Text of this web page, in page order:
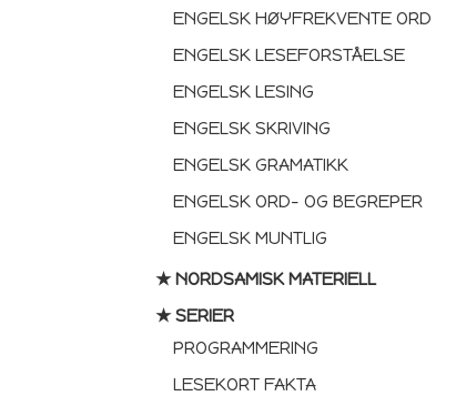
ENGELSK HØYFREKVENTE ORD
ENGELSK LESEFORSTÅELSE
ENGELSK LESING
ENGELSK SKRIVING
ENGELSK GRAMATIKK
ENGELSK ORD- OG BEGREPER
ENGELSK MUNTLIG
★ NORDSAMISK MATERIELL
★ SERIER
PROGRAMMERING
LESEKORT FAKTA